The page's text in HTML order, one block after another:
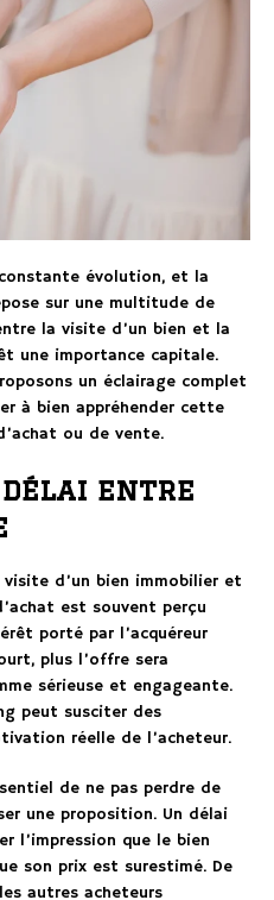
évolution, et la
sur une multitude de
la visite d’un bien et la
une importance capitale.
un éclairage complet
à bien appréhender cette
ou de vente.
délai entre
d’un bien immobilier et
est souvent perçu
porté par l’acquéreur
plus l’offre sera
sérieuse et engageante.
peut susciter des
réelle de l’acheteur.
de ne pas perdre de
une proposition. Un délai
l’impression que le bien
son prix est surestimé. De
autres acheteurs